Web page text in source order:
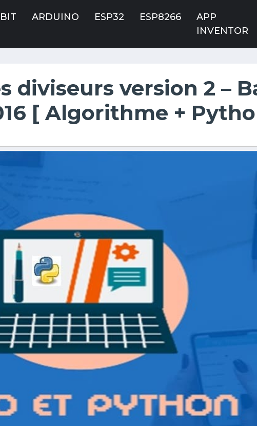
ARDUINO ESP32 ESP8266
APP
INVENTOR
diviseurs version 2 –
[ Algorithme +